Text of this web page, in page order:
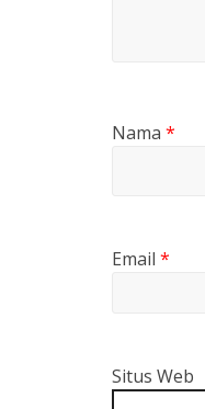
Nama *
Email *
Situs Web